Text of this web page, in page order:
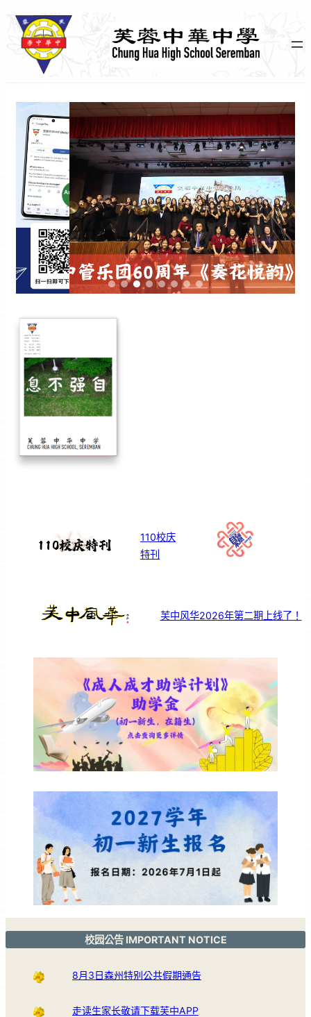
110校庆
特刊
芙中风华2026年第二期上线了！
校园公告 IMPORTANT NOTICE
8月3日森州特别公共假期通告
走读生家长敬请下载芙中APP